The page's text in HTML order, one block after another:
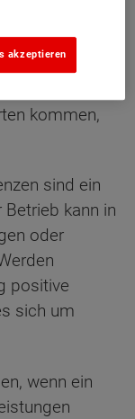
Preise für
außerhalb
keine klare
kommen,
sind ein
kann in
oder
positive
sich um
wenn ein
akzeptieren